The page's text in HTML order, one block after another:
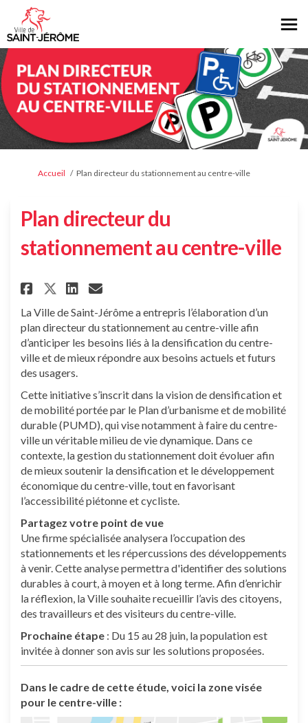
Vous êtes ici:
Accueil Plan directeur du stationnement au centre-ville
Plan directeur du
stationnement au centre-ville
Partager Plan directeur du
Partager Plan directeur
Partager Plan directeur
Courriel Plan
La Ville de Saint-Jérôme a entrepris l’élaboration d’un
plan directeur du stationnement au centre-ville afin
d’anticiper les besoins liés à la densification du centre-
ville et de mieux répondre aux besoins actuels et futurs
des usagers.
Cette initiative s’inscrit dans la vision de densification et
de mobilité portée par le Plan d’urbanisme et de mobilité
durable (PUMD), qui vise notamment à faire du centre-
ville un véritable milieu de vie dynamique. Dans ce
contexte, la gestion du stationnement doit évoluer afin
de mieux soutenir la densification et le développement
économique du centre-ville, tout en favorisant
l’accessibilité piétonne et cycliste.
Partagez votre point de vue
Une firme spécialisée analysera l’occupation des
stationnements et les répercussions des développements
à venir. Cette analyse permettra d'identifier des solutions
durables à court, à moyen et à long terme. Afin d’enrichir
la réflexion, la Ville souhaite recueillir l’avis des citoyens,
des travailleurs et des visiteurs du centre-ville.
Prochaine étape : Du 15 au 28 juin, la population est
invitée à donner son avis sur les solutions proposées.
Dans le cadre de cette étude, voici la zone visée
pour le centre-ville :